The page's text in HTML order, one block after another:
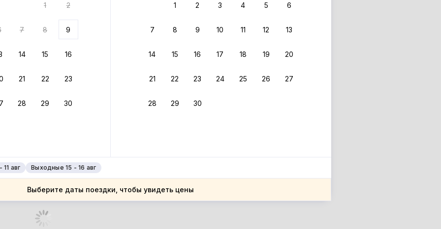
1 2
7 8 9
14 15 16
21 22 23
28 29 30
1 2 3 4 5 6
7 8 9 10 11 12 13
14 15 16 17 18 19 20
21 22 23 24 25 26 27
28 29 30
авг Выходные 15 - 16 авг
Выберите даты поездки, чтобы увидеть цены